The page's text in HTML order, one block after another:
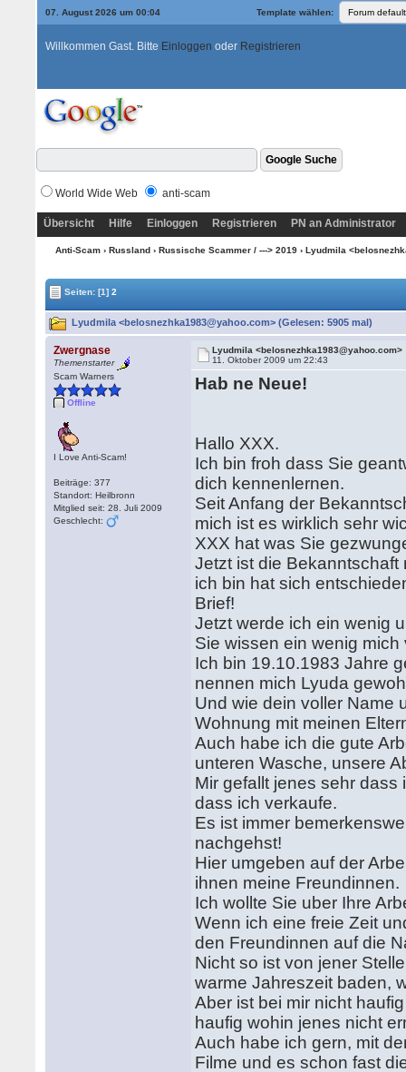
07. August 2026 um 00:04 Template wählen:
Willkommen Gast. Bitte Einloggen oder Registrieren
World Wide Web anti-scam
Übersicht Hilfe Einloggen Registrieren PN an Administrator
Anti-Scam› Russland› Russische Scammer / ---> 2019› Lyudmila
Seiten:[1] 2
Lyudmila <belosnezhka1983@yahoo.com> (Gelesen: 5905 mal)
Zwergnase
Themenstarter
Scam Warners
Offline
I Love Anti-Scam!
Beiträge: 377
Standort: Heilbronn
Mitglied seit: 28. Juli 2009
Geschlecht:
Lyudmila <belosnezhka1983@yahoo.com>
11. Oktober 2009 um 22:43
Hab ne Neue!
Hallo XXX.
Ich bin froh dass Sie
dich kennenlernen.
Seit Anfang der
mich ist es wirklich sehr
XXX hat was Sie
Jetzt ist die Bekanntschaft
ich bin hat sich
Brief!
Jetzt werde ich ein wenig
Sie wissen ein wenig
Ich bin 19.10.1983 Jahre
nennen mich Lyuda
Und wie dein voller Name
Wohnung mit meinen
Auch habe ich die gute
unteren Wasche, unsere
Mir gefallt jenes sehr
dass ich verkaufe.
Es ist immer
nachgehst!
Hier umgeben auf der
ihnen meine Freundinnen.
Ich wollte Sie uber Ihre
Wenn ich eine freie Zeit
den Freundinnen auf die
Nicht so ist von jener
warme Jahreszeit baden,
Aber ist bei mir nicht
haufig wohin jenes nicht
Auch habe ich gern, mit
Filme und es schon fast